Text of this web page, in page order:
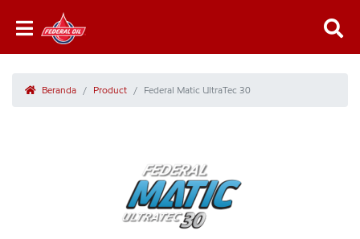
Beranda Product Federal Matic UltraTec 30